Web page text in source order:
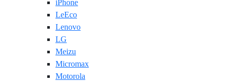
iPhone
LeEco
Lenovo
LG
Meizu
Micromax
Motorola